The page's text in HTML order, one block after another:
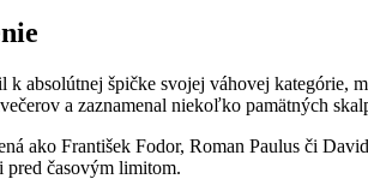
absolútnej špičke svojej váhovej
a zaznamenal niekoľko pamätných
ako František Fodor, Roman Paulus či
pred časovým limitom.